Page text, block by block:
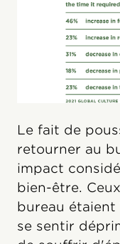
Le fait de
retourner au
impact
bien-être.
bureau étaient
se sentir